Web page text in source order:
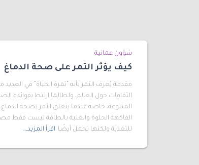
شؤون عمانية
كيف يؤثر التمر على صحة الدماغ
مقدمة يُعرف التمر بأنه “ثمرة الحياة” في العديد
الثقافات حول العالم، ولطالما ارتبط بفوائده
المتنوعة، خاصة عندما يتعلق الأمر بصحة
الفاكهة الحلوة والغنية بالطاقة ليست فقط
للتغذية ولكنها تحمل أيضًا اقرأ المزيد…